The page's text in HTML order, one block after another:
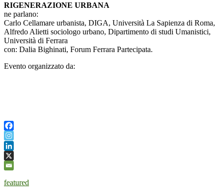
RIGENERAZIONE URBANA
ne parlano:
Carlo Cellamare urbanista, DIGA, Università La Sapienza di Roma,
Alfredo Alietti sociologo urbano, Dipartimento di studi Umanistici,
Università di Ferrara
con: Dalia Bighinati, Forum Ferrara Partecipata.
Evento organizzato da:
featured